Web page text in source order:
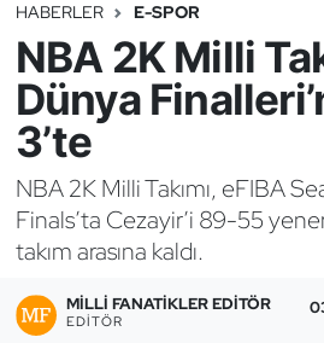
HABERLER E-SPOR
NBA 2K Milli
Dünya
3’te
NBA 2K Milli Takımı, eFIBA
Finals’ta Cezayir’i 89-55
takım arasına kaldı.
MILLI FANATIKLER EDITÖR
EDITÖR
Binicilik
Bisiklet
Bocce Bowling Dart
Boks
Briç